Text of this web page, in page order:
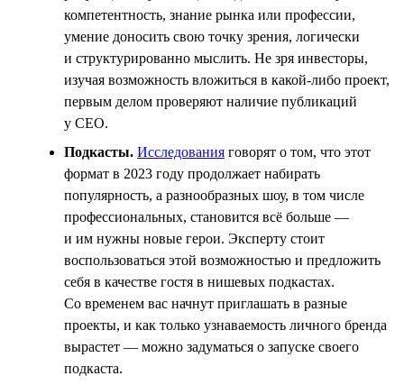
компетентность, знание рынка или профессии,
умение доносить свою точку зрения, логически
и структурированно мыслить. Не зря инвесторы,
изучая возможность вложиться в какой-либо проект,
первым делом проверяют наличие публикаций
у СЕО.
Подкасты. Исследования говорят о том, что этот
формат в 2023 году продолжает набирать
популярность, а разнообразных шоу, в том числе
профессиональных, становится всё больше —
и им нужны новые герои. Эксперту стоит
воспользоваться этой возможностью и предложить
себя в качестве гостя в нишевых подкастах.
Со временем вас начнут приглашать в разные
проекты, и как только узнаваемость личного бренда
вырастет — можно задуматься о запуске своего
подкаста.